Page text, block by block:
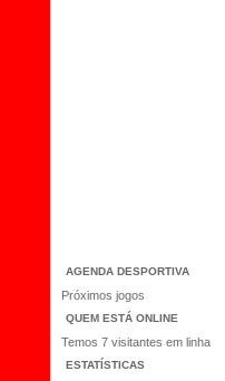
AGENDA DESPORTIVA
Próximos jogos
QUEM ESTÁ ONLINE
Temos 7 visitantes em linha
ESTATÍSTICAS